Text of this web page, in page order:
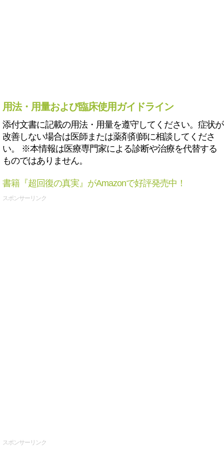
用法・用量および臨床使用ガイドライン
添付文書に記載の用法・用量を遵守してください。症状が
改善しない場合は医師または薬剤剤師に相談してくださ
い。 ※本情報は医療専門家による診断や治療を代替する
ものではありません。
書籍『超回復の真実』がAmazonで好評発売中！
スポンサーリンク
スポンサーリンク